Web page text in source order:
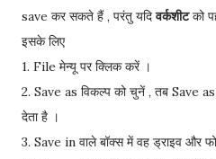
save कर सकते हैं , परंतु यदिवर्कशीटको
इसके लिए
1. File मेन्यू पर क्लिक करें ।
2. Save as विकल्प को चुनें , तब Save as
देता है ।
3. Save in वाले बॉक्स में वह ड्राइव और